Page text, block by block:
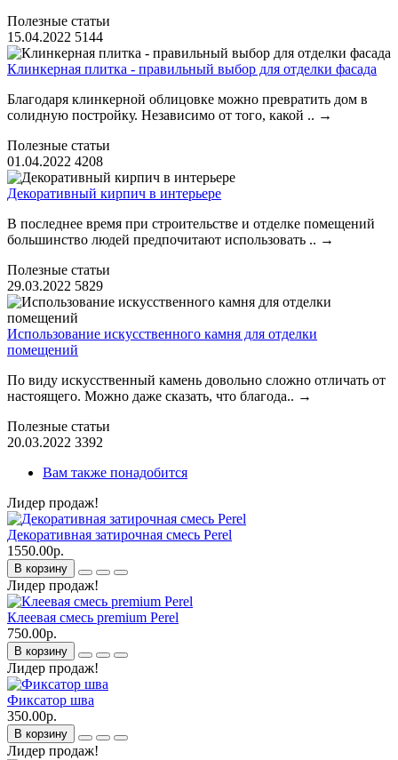
Полезные статьи
15.04.2022 5144
Клинкерная плитка - правильный выбор для отделки фасада
Благодаря клинкерной облицовке можно превратить дом в
солидную постройку. Независимо от того, какой .. →
Полезные статьи
01.04.2022 4208
Декоративный кирпич в интерьере
В последнее время при строительстве и отделке помещений
большинство людей предпочитают использовать .. →
Полезные статьи
29.03.2022 5829
Использование искусственного камня для отделки
помещений
По виду искусственный камень довольно сложно отличать от
настоящего. Можно даже сказать, что благода.. →
Полезные статьи
20.03.2022 3392
Вам также понадобится
Лидер продаж!
Декоративная затирочная смесь Perel
1550.00р.
В корзину
Лидер продаж!
Клеевая смесь premium Perel
750.00р.
В корзину
Лидер продаж!
Фиксатор шва
350.00р.
В корзину
Лидер продаж!